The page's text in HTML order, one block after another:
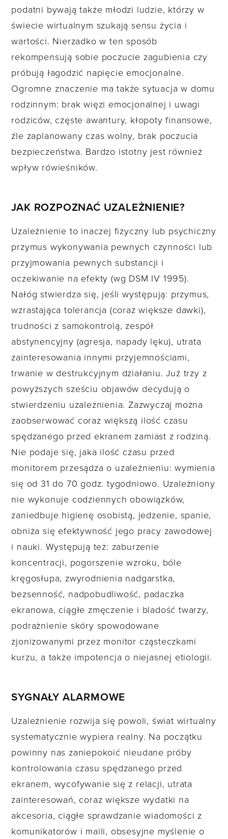
podatni bywają także młodzi ludzie, którzy w
świecie wirtualnym szukają sensu życia i
wartości. Nierzadko w ten sposób
rekompensują sobie poczucie zagubienia czy
próbują łagodzić napięcie emocjonalne.
Ogromne znaczenie ma także sytuacja w domu
rodzinnym: brak więzi emocjonalnej i uwagi
rodziców, częste awantury, kłopoty finansowe,
źle zaplanowany czas wolny, brak poczucia
bezpieczeństwa. Bardzo istotny jest również
wpływ rówieśników.
JAK ROZPOZNAĆ UZALEŻNIENIE?
Uzależnienie to inaczej fizyczny lub psychiczny
przymus wykonywania pewnych czynności lub
przyjmowania pewnych substancji i
oczekiwanie na efekty (wg DSM IV 1995).
Nałóg stwierdza się, jeśli występują: przymus,
wzrastająca tolerancja (coraz większe dawki),
trudności z samokontrolą, zespół
abstynencyjny (agresja, napady lęku), utrata
zainteresowania innymi przyjemnościami,
trwanie w destrukcyjnym działaniu. Już trzy z
powyższych sześciu objawów decydują o
stwierdzeniu uzależnienia. Zazwyczaj można
zaobserwować coraz większą ilość czasu
spędzanego przed ekranem zamiast z rodziną.
Nie podaje się, jaka ilość czasu przed
monitorem przesądza o uzależnieniu: wymienia
się od 31 do 70 godz. tygodniowo. Uzależniony
nie wykonuje codziennych obowiązków,
zaniedbuje higienę osobistą, jedzenie, spanie,
obniża się efektywność jego pracy zawodowej
i nauki. Występują też: zaburzenie
koncentracji, pogorszenie wzroku, bóle
kręgosłupa, zwyrodnienia nadgarstka,
bezsenność, nadpobudliwość, padaczka
ekranowa, ciągłe zmęczenie i bladość twarzy,
podrażnienie skóry spowodowane
zjonizowanymi przez monitor cząsteczkami
kurzu, a także impotencja o niejasnej etiologii.
SYGNAŁY ALARMOWE
Uzależnienie rozwija się powoli, świat wirtualny
systematycznie wypiera realny. Na początku
powinny nas zaniepokoić nieudane próby
kontrolowania czasu spędzanego przed
ekranem, wycofywanie się z relacji, utrata
zainteresowań, coraz większe wydatki na
akcesoria, ciągłe sprawdzanie wiadomości z
komunikatorów i maili, obsesyjne myślenie o